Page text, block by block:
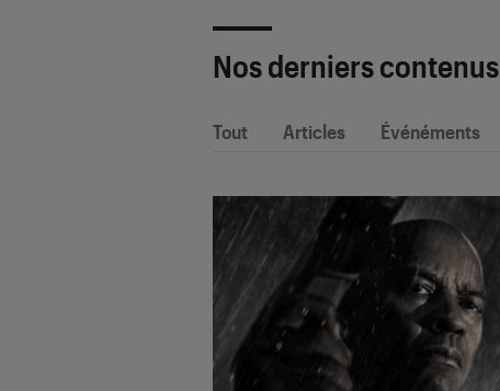
Nos derniers contenus
Tout Articles Événéments